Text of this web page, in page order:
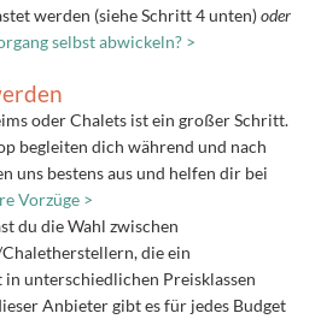
werden (siehe Schritt 4 unten)oder
selbst abwickeln? >
oder Chalets ist ein großer Schritt.
begleiten dich während und nach
uns bestens aus und helfen dir bei
Vorzüge >
du die Wahl zwischen
die ein
unterschiedlichen Preisklassen
Anbieter gibt es für jedes Budget